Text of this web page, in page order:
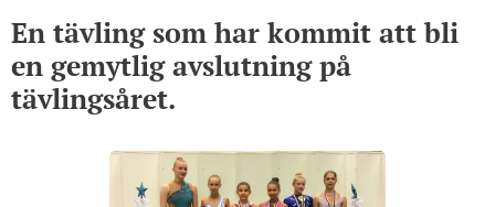
En tävling som har kommit att bli
en gemytlig avslutning på
tävlingsåret.